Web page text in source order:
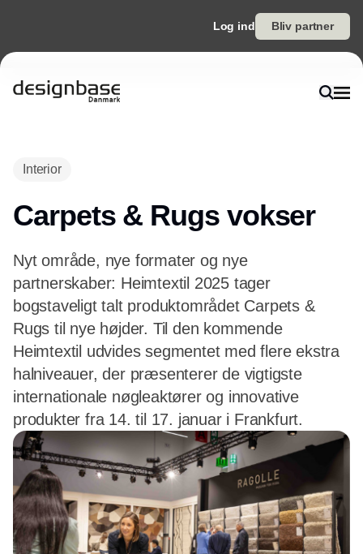
Log ind Bliv partner
Interior
Carpets & Rugs vokser
Nyt område, nye formater og nye
partnerskaber: Heimtextil 2025 tager
bogstaveligt talt produktområdet Carpets &
Rugs til nye højder. Til den kommende
Heimtextil udvides segmentet med flere ekstra
halniveauer, der præsenterer de vigtigste
internationale nøgleaktører og innovative
produkter fra 14. til 17. januar i Frankfurt.